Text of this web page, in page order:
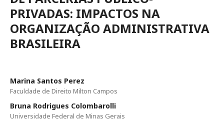
PRIVADAS: IMPACTOS NA
ORGANIZAÇÃO ADMINISTRATIVA
BRASILEIRA
Marina Santos Perez
Faculdade de Direito Milton Campos
Bruna Rodrigues Colombarolli
Universidade Federal de Minas Gerais